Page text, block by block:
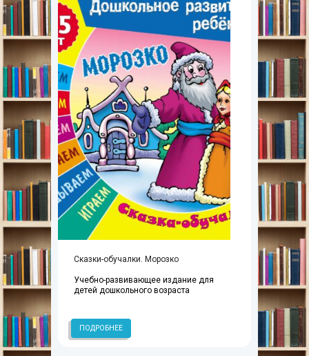
Сказки-обучалки. Морозко
Учебно-развивающее издание для
детей дошкольного возраста
ПОДРОБНЕЕ